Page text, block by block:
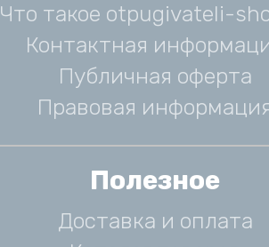
Что такое otpugivateli-
Контактная
Публичная оферта
Правовая
Полезное
Доставка и оплата